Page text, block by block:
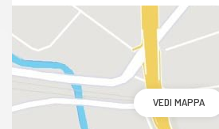
VEDI MAPPA